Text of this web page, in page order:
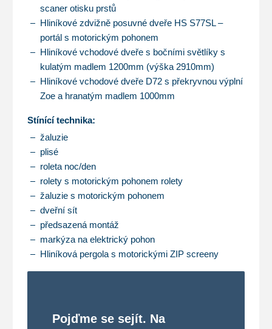
scaner otisku prstů
Hliníkové zdvižně posuvné dveře HS S77SL –
portál s motorickým pohonem
Hliníkové vchodové dveře s bočními světlíky s
kulatým madlem 1200mm (výška 2910mm)
Hliníkové vchodové dveře D72 s překryvnou výplní
Zoe a hranatým madlem 1000mm
Stínící technika:
žaluzie
plisé
roleta noc/den
rolety s motorickým pohonem rolety
žaluzie s motorickým pohonem
dveřní sít
předsazená montáž
markýza na elektrický pohon
Hliníková pergola s motorickými ZIP screeny
Pojďme se sejít. Na